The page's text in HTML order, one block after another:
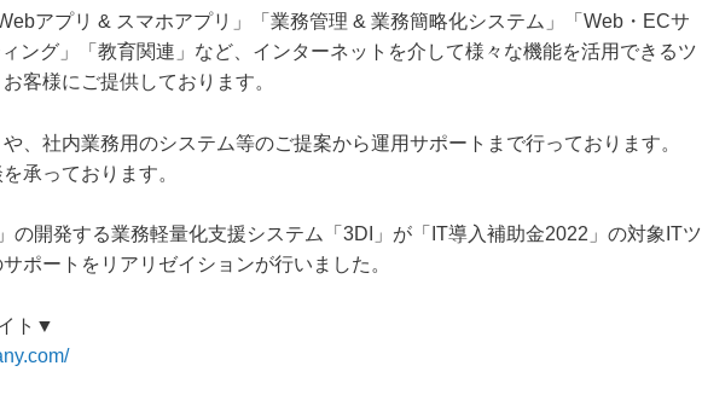
アプリ & スマホアプリ」「業務管理 & 業務簡略化システム」「Web・ECサ
ング」「教育関連」など、インターネットを介して様々な機能を活用できるツ
客様にご提供しております。
、社内業務用のシステム等のご提案から運用サポートまで行っております。
承っております。
開発する業務軽量化支援システム「3DI」が「IT導入補助金2022」の対象ITツ
ポートをリアリゼイションが行いました。
ト▼